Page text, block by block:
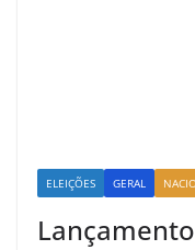
ELEIÇÕES GERAL